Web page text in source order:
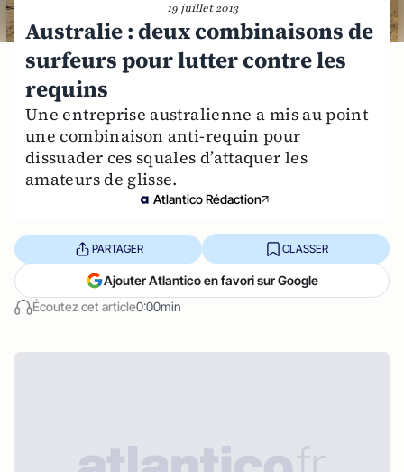
19 juillet 2013
Australie : deux combinaisons de
surfeurs pour lutter contre les
requins
Une entreprise australienne a mis au point
une combinaison anti-requin pour
dissuader ces squales d’attaquer les
amateurs de glisse.
Atlantico Rédaction
Écoutez cet article0:00min
PARTAGER CLASSER
Ajouter Atlantico en favori sur Google